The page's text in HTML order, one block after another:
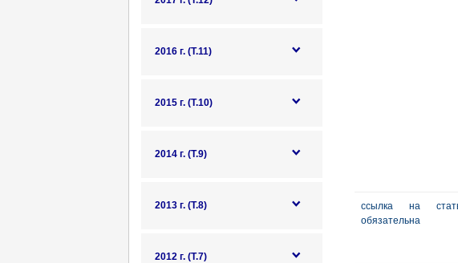
2016 г. (Т.11)
2015 г. (Т.10)
2014 г. (Т.9)
2013 г. (Т.8)
2012 г. (Т.7)
ссылка на
обязательна